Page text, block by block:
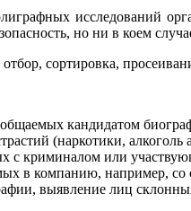
исследований
но ни в коем
сортировка,
кандидатом
(наркотики, алкоголь
с криминалом или
в компанию, например, со
выявление лиц